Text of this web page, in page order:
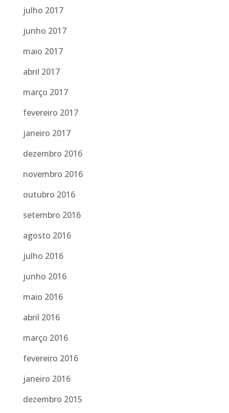
julho 2017
junho 2017
maio 2017
abril 2017
março 2017
fevereiro 2017
janeiro 2017
dezembro 2016
novembro 2016
outubro 2016
setembro 2016
agosto 2016
julho 2016
junho 2016
maio 2016
abril 2016
março 2016
fevereiro 2016
janeiro 2016
dezembro 2015